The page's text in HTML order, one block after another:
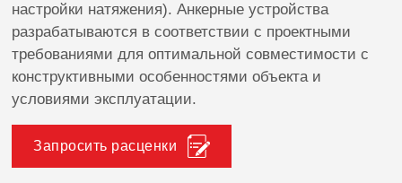
настройки натяжения). Анкерные устройства
разрабатываются в соответствии с проектными
требованиями для оптимальной совместимости с
конструктивными особенностями объекта и
условиями эксплуатации.
Запросить расценки